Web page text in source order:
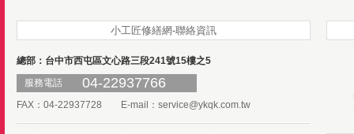
小工匠修繕網-聯絡資訊
總部：台中市西屯區文心路三段241號15樓之5
服務電話
04-22937766
FAX：04-22937728 E-mail： service@ykqk.com.tw